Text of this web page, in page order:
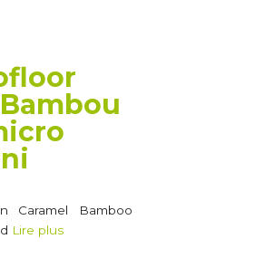
Caramel Bamboo
Lire plus